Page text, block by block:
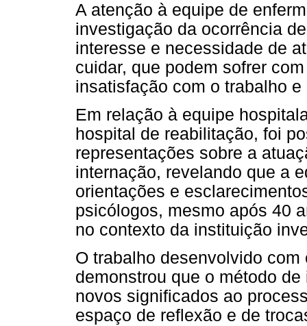
A atenção à equipe de
investigação da ocorrência
interesse e necessidade de
cuidar, que podem sofrer
insatisfação com o trabalho
Em relação à equipe
hospital de reabilitação, foi
representações sobre a
internação, revelando que a
orientações e
psicólogos, mesmo após 40
no contexto da instituição
O trabalho desenvolvido
demonstrou que o método
novos significados ao
espaço de reflexão e de